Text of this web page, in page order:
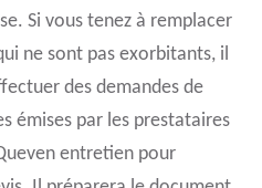
Si vous tenez à remplacer
ne sont pas exorbitants, il
des demandes de
émises par les prestataires
entretien pour